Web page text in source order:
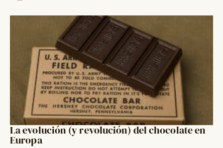
La evolución (y revolución) del chocolate en
Europa